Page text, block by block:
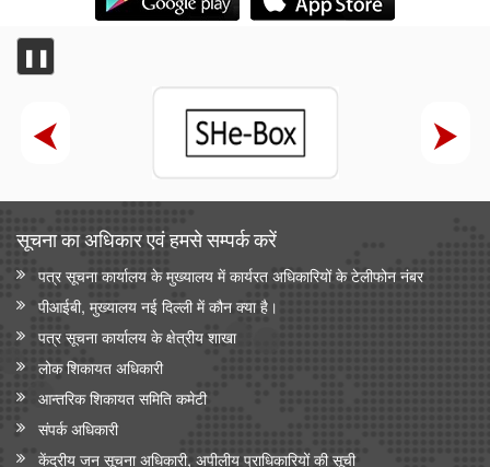
❚❚
सूचना का अधिकार एवं हमसे सम्‍पर्क करें
पत्र सूचना कार्यालय के मुख्यालय में कार्यरत अधिकारियों के टेलीफोन नंबर
पीआईबी, मुख्यालय नई दिल्ली में कौन क्या है।
पत्र सूचना कार्यालय के क्षेत्रीय शाखा
लोक शिकायत अधिकारी
आन्‍तरिक शिकायत समिति कमेटी
संपर्क अधिकारी
केंद्रीय जन सूचना अधिकारी, अपीलीय प्राधिकारियों की सूची